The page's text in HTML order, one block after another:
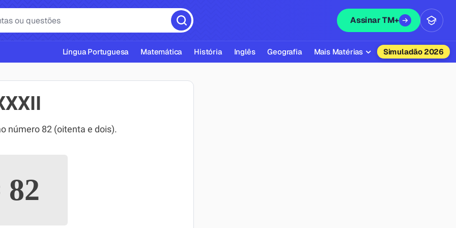
Assinar TM+
ABNT
Língua Portuguesa Matemática História Inglês Geografia Mais Matérias Simuladão 2026
número 82 (oitenta e dois).
82